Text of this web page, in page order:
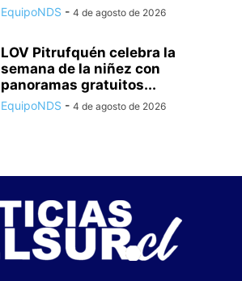
EquipoNDS - 4 de agosto de 2026
LOV Pitrufquén celebra la
semana de la niñez con
panoramas gratuitos...
EquipoNDS - 4 de agosto de 2026